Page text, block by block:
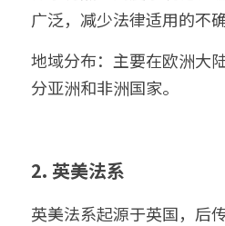
广泛，减少法律适用的不确
地域分布：主要在欧洲大
分亚洲和非洲国家。
2. 英美法系
英美法系起源于英国，后